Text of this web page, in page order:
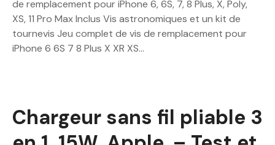
de remplacement pour iPhone 6, 6S, 7, 8 Plus, X, Poly,
XS, 11 Pro Max Inclus Vis astronomiques et un kit de
tournevis Jeu complet de vis de remplacement pour
iPhone 6 6S 7 8 Plus X XR XS…
Chargeur sans fil pliable 3